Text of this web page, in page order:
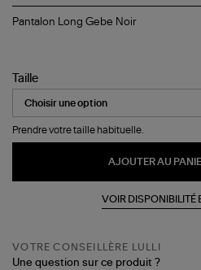
Pantalon
Pantalon Long Gebe Noir
Taille
Prendre votre taille habituelle.
AJOUTER AU
VOIR DISPONIBILITÉ
VOTRE CONSEILLÈRE LULLI
Une question sur ce produit ?